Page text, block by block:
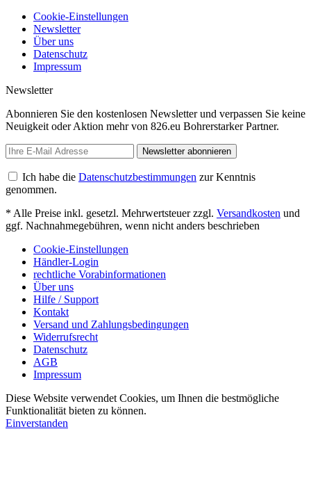
Cookie-Einstellungen
Newsletter
Über uns
Datenschutz
Impressum
Newsletter
Abonnieren Sie den kostenlosen Newsletter und verpassen Sie keine
Neuigkeit oder Aktion mehr von 826.eu Bohrerstarker Partner.
Newsletter abonnieren
Ich habe die Datenschutzbestimmungen zur Kenntnis
genommen.
* Alle Preise inkl. gesetzl. Mehrwertsteuer zzgl. Versandkosten und
ggf. Nachnahmegebühren, wenn nicht anders beschrieben
Cookie-Einstellungen
Händler-Login
rechtliche Vorabinformationen
Über uns
Hilfe / Support
Kontakt
Versand und Zahlungsbedingungen
Widerrufsrecht
Datenschutz
AGB
Impressum
Diese Website verwendet Cookies, um Ihnen die bestmögliche
Funktionalität bieten zu können.
Einverstanden